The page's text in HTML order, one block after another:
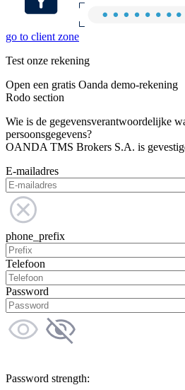
go to client zone
Test onze rekening
Open een gratis Oanda demo-rekening
Rodo section
Wie is de gegevensverantwoordelijke
persoonsgegevens?
OANDA TMS Brokers S.A. is
E-mailadres
phone_prefix
Telefoon
Password
Password strength: